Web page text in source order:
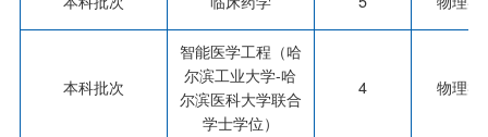
本科批次
智能医学工程（哈
尔滨工业大学-哈
尔滨医科大学联合
学士学位）
4 物理类